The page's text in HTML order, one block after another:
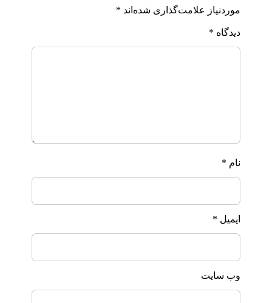
موردنیاز علامت‌گذاری شده‌اند *
دیدگاه *
نام *
ایمیل *
وب‌ سایت